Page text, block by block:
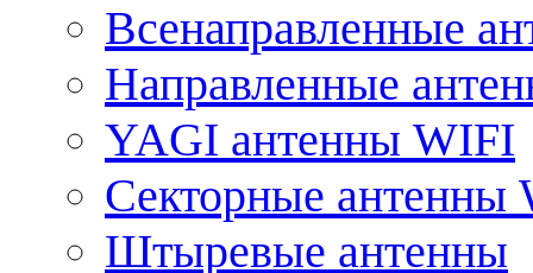
Всенаправленные
Направленные
YAGI антенны WIFI
Секторные антенны
Штыревые антенны